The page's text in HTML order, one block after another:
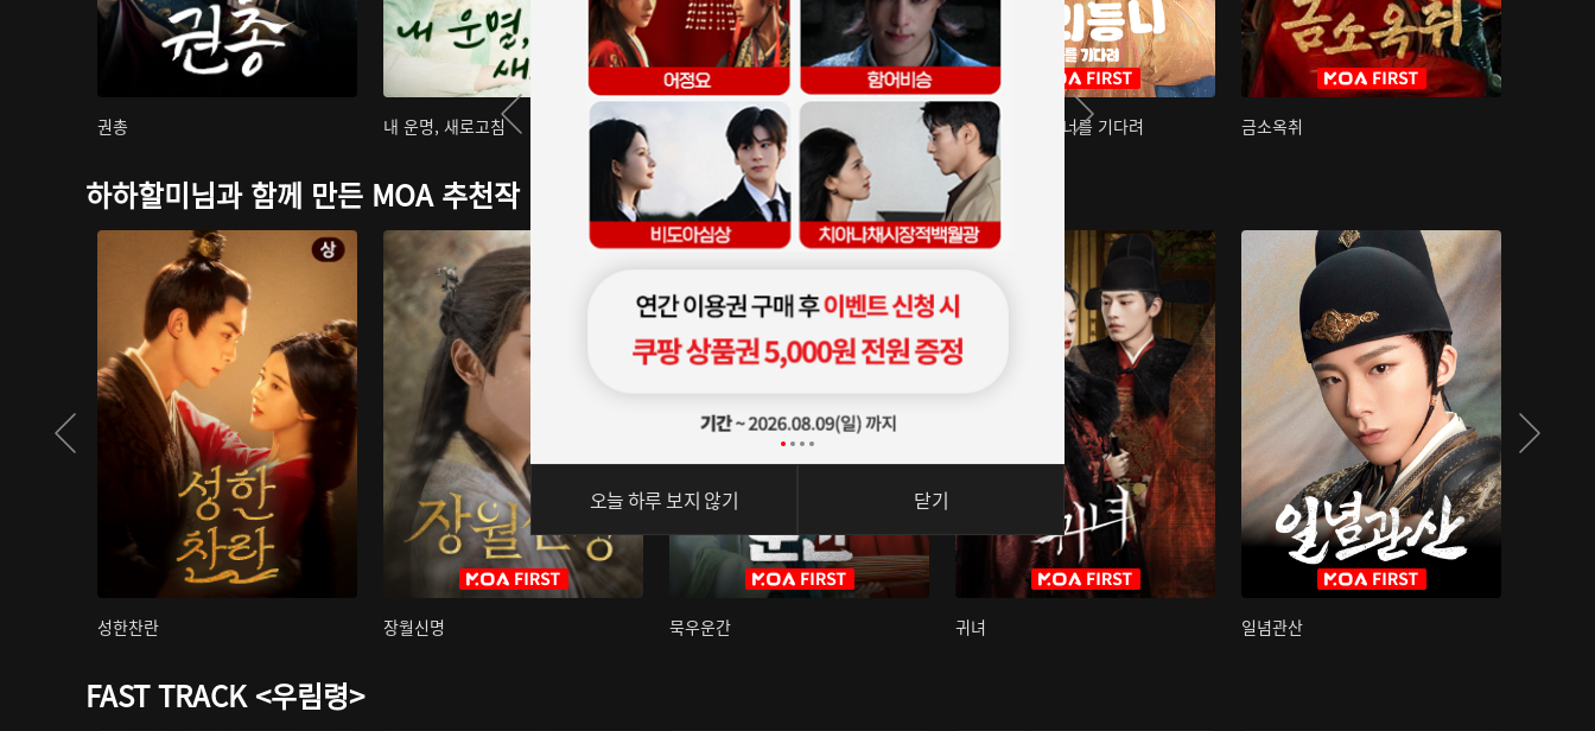
권총 내 운명, 새로고침 아재저리등니 : 너를 기다려 금소옥취
하하할미님과 함께 만든 MOA 추천작
성한찬란 장월신명 묵우운간 귀녀 일념관산
FAST TRACK <우림령>
오늘 하루 보지 않기 닫기